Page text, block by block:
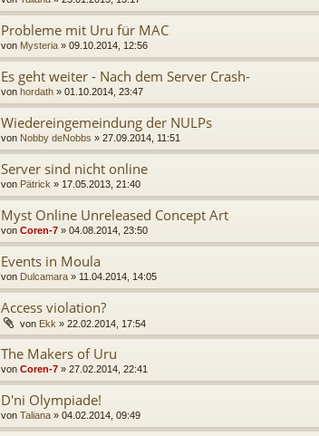
Probleme mit Uru für MAC
von Mysteria » 09.10.2014, 12:56
Es geht weiter - Nach dem Server Crash-
von hordath » 01.10.2014, 23:47
Wiedereingemeindung der NULPs
von Nobby deNobbs » 27.09.2014, 11:51
Server sind nicht online
von Pätrick » 17.05.2013, 21:40
Myst Online Unreleased Concept Art
von Coren-7 » 04.08.2014, 23:50
Events in Moula
von Dulcamara » 11.04.2014, 14:05
Access violation?
von Ekk » 22.02.2014, 17:54
The Makers of Uru
von Coren-7 » 27.02.2014, 22:41
D'ni Olympiade!
von Taliana » 04.02.2014, 09:49